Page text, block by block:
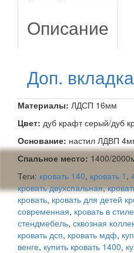
Описание
Доп. вкладка
Материалы: ЛДСП 16мм
Цвет: дуб крафт серый/дуб
Основание: настил ЛДВП
Спальное место: 1400/
Теги: кровать 140, кровать 1 ,
кровать двухспальная,
кровать, кровать для детей
современная, кровать в
стендмебель, сквозная
кровать дсп, кровать мдф,
венге, купить кровать 1400,